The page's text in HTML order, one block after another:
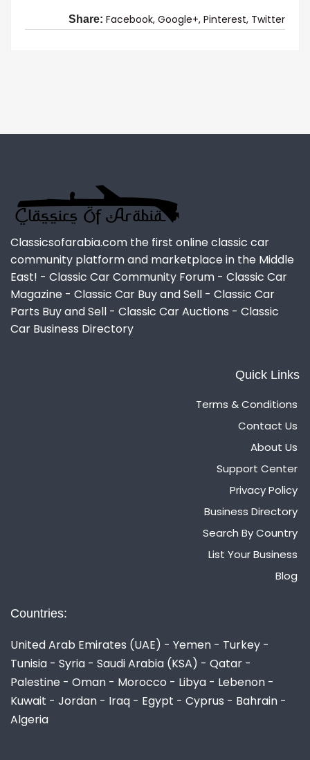
Share: Facebook, Google+, Pinterest, Twitter
Classicsofarabia.com the first online classic car
community platform and marketplace in the Middle
East! - Classic Car Community Forum - Classic Car
Magazine - Classic Car Buy and Sell - Classic Car
Parts Buy and Sell - Classic Car Auctions - Classic
Car Business Directory
Quick Links
Terms & Conditions
Contact Us
About Us
Support Center
Privacy Policy
Business Directory
Search By Country
List Your Business
Blog
Countries:
United Arab Emirates (UAE) - Yemen - Turkey -
Tunisia - Syria - Saudi Arabia (KSA) - Qatar -
Palestine - Oman - Morocco - Libya - Lebenon -
Kuwait - Jordan - Iraq - Egypt - Cyprus - Bahrain -
Algeria